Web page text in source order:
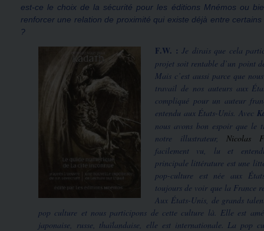
est-ce le choix de la sécurité pour les éditions Mnémos ou
renforcer une relation de proximité qui existe déjà entre
?
F.W. : Je dirais que cela
projet soit rentable d’un point
Mais c’est aussi parce que
travail de nos auteurs aux
compliqué pour un auteur
entendu aux États-Unis. Avec
nous avons bon espoir que le
notre illustrateur,Nicolas
facilement vu, lu et
principale littérature est une
pop-culture est née aux
toujours de voir que la France
Aux États-Unis, de grands
pop culture et nous participons de cette culture là. Elle est
japonaise, russe, thaïlandaise, elle est internationale. La pop